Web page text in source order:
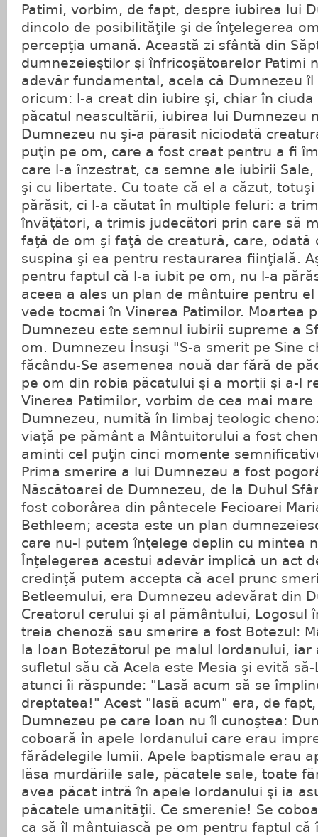
Patimi, vorbim, de fapt, despre iubirea lui
dincolo de posibilităţile şi de înţelegerea
percepţia umană. Această zi sfântă din
dumnezeieştilor şi înfricoşătoarelor Patimi
adevăr fundamental, acela că Dumnezeu
oricum: l-a creat din iubire şi, chiar în
păcatul neascultării, iubirea lui Dumnezeu
Dumnezeu nu şi-a părasit niciodată
puţin pe om, care a fost creat pentru a fi
care l-a înzestrat, ca semne ale iubirii
şi cu libertate. Cu toate că el a căzut,
părăsit, ci l-a căutat în multiple feluri: a
învăţători, a trimis judecători prin care să
faţă de om şi faţă de creatură, care, odată
suspina şi ea pentru restaurarea fiinţială.
pentru faptul că l-a iubit pe om, nu l-a
aceea a ales un plan de mântuire pentru
vede tocmai în Vinerea Patimilor. Moartea
Dumnezeu este semnul iubirii supreme a
om. Dumnezeu Însuşi "S-a smerit pe Sine
făcându-Se asemenea nouă dar fără de
pe om din robia păcatului şi a morţii şi a-l
Vinerea Patimilor, vorbim de cea mai
Dumnezeu, numită în limbaj teologic
viaţă pe pământ a Mântuitorului a fost
aminti cel puţin cinci momente
Prima smerire a lui Dumnezeu a fost
Născătoarei de Dumnezeu, de la Duhul
fost coborârea din pântecele Fecioarei
Bethleem; acesta este un plan
care nu-l putem înţelege deplin cu mintea
Înţelegerea acestui adevăr implică un act
credinţă putem accepta că acel prunc
Betleemului, era Dumnezeu adevărat din
Creatorul cerului şi al pământului, Logosul
treia chenoză sau smerire a fost Botezul:
la Ioan Botezătorul pe malul Iordanului, iar
sufletul său că Acela este Mesia şi evită
atunci îi răspunde: "Lasă acum să se
dreptatea!" Acest "lasă acum" era, de
Dumnezeu pe care Ioan nu îl cunoştea:
coboară în apele Iordanului care erau
fărădelegile lumii. Apele baptismale erau
lăsa murdăriile sale, păcatele sale, toate
avea păcat intră în apele Iordanului şi ia
păcatele umanităţii. Ce smerenie! Se
ca să îl mântuiască pe om pentru faptul că